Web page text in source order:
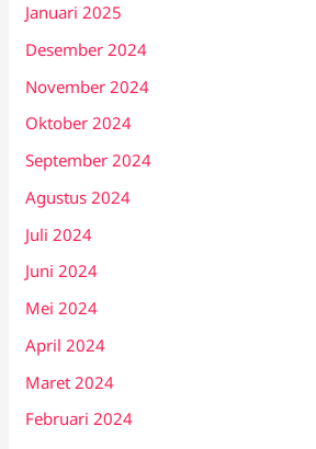
Januari 2025
Desember 2024
November 2024
Oktober 2024
September 2024
Agustus 2024
Juli 2024
Juni 2024
Mei 2024
April 2024
Maret 2024
Februari 2024